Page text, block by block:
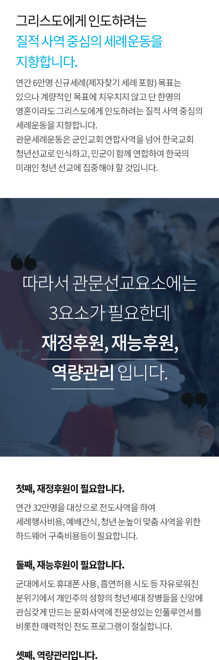
그리스도에게 인도하려는
질적 사역 중심의 세례운동을
지향합니다.
연간 6만명 신규세례(제자찾기 세례 포함) 목표는
있으나 계량적인 목표에 치우치지 않고 단 한명의
영혼이라도 그리스도에게 인도하려는 질적 사역 중심의
세례운동을 지향합니다.
관문세례운동은 군인교회 연합사역을 넘어 한국교회
청년선교로 인식하고, 민군이 함께 연합하여 한국의
미래인 청년 선교에 집중해야 할 것입니다.
따라서 관문선교요소에는
3요소가 필요한데
재정후원, 재능후원,
역량관리입니다.
첫째, 재정후원이 필요합니다.
연간 32만명을 대상으로 전도사역을 하여
세례행사비용, 예배간식, 청년 눈높이 맞춤 사역을 위한
하드웨어 구축비용등이 필요합니다.
둘째, 재능후원이 필요합니다.
군대에서도 휴대폰 사용, 흡연허용 시도 등 자유로워진
분위기에서 개인주의 성향의 청년세대 장병들을 신앙에
관심갖게 만드는 문화사역에 전문성있는 인풀루언서를
비롯한 매력적인 전도 프로그램이 절실합니다.
셋째, 역량관리입니다.